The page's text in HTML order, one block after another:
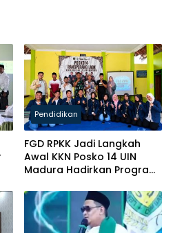
Pendidikan
FGD RPKK Jadi Langkah
Awal KKN Posko 14 UIN
Madura Hadirkan Program